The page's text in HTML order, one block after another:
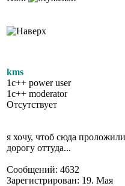
kms
1c++ power user
1c++ moderator
Отсутствует
я хочу, чтоб сюда проложили
дорогу оттуда...
Сообщений: 4632
Зарегистрирован: 19. Мая